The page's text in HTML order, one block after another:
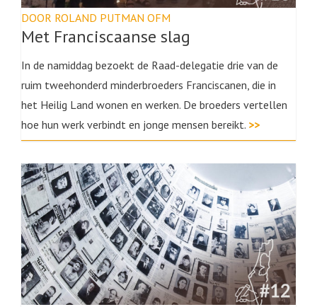
DOOR ROLAND PUTMAN OFM
Met Franciscaanse slag
In de namiddag bezoekt de Raad-delegatie drie van de
ruim tweehonderd minderbroeders Franciscanen, die in
het Heilig Land wonen en werken. De broeders vertellen
hoe hun werk verbindt en jonge mensen bereikt. >>